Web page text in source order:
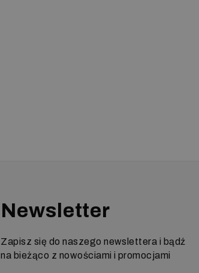
Newsletter
Zapisz się do naszego newslettera i bądź
na bieżąco z nowościami i promocjami